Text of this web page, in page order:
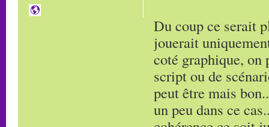
Du coup ce serait
jouerait
coté graphique, on
script ou de
peut être mais
un peu dans ce